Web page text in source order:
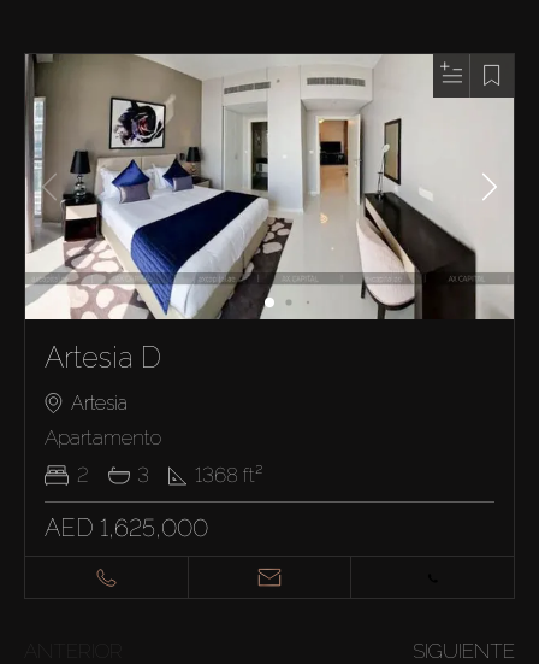
Artesia D
Artesia
Apartamento
2
3 1368 ft²
AED 1,625,000
SIGUIENTE